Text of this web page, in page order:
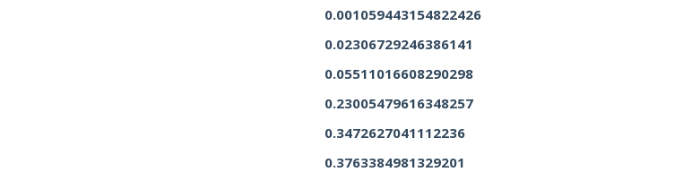
0.001059443154822426
0.02306729246386141
0.05511016608290298
0.23005479616348257
0.3472627041112236
0.3763384981329201